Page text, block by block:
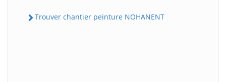
Trouver chantier peinture NOHANENT